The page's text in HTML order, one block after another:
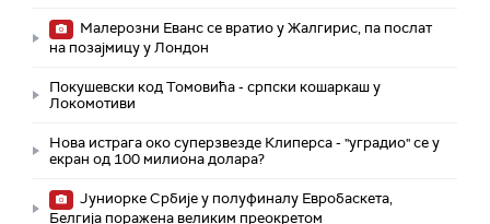
Малерозни Еванс се вратио у Жалгирис, па послат
на позајмицу у Лондон
Покушевски код Томовића - српски кошаркаш у
Локомотиви
Нова истрага око суперзвезде Клиперса - "уградио" се у
екран од 100 милиона долара?
Јуниорке Србије у полуфиналу Евробаскета,
Белгија поражена великим преокретом